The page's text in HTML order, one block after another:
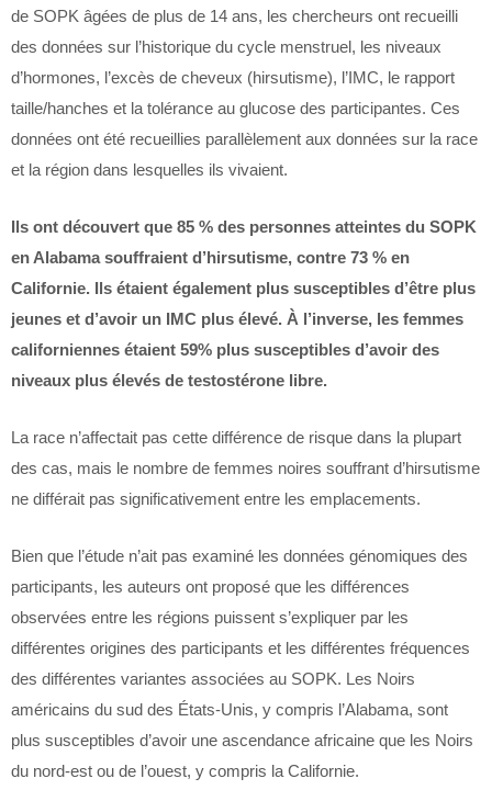
de SOPK âgées de plus de 14 ans, les chercheurs ont recueilli
des données sur l’historique du cycle menstruel, les niveaux
d’hormones, l’excès de cheveux (hirsutisme), l’IMC, le rapport
taille/hanches et la tolérance au glucose des participantes. Ces
données ont été recueillies parallèlement aux données sur la race
et la région dans lesquelles ils vivaient.
Ils ont découvert que 85 % des personnes atteintes du SOPK
en Alabama souffraient d’hirsutisme, contre 73 % en
Californie. Ils étaient également plus susceptibles d’être plus
jeunes et d’avoir un IMC plus élevé. À l’inverse, les femmes
californiennes étaient 59% plus susceptibles d’avoir des
niveaux plus élevés de testostérone libre.
La race n’affectait pas cette différence de risque dans la plupart
des cas, mais le nombre de femmes noires souffrant d’hirsutisme
ne différait pas significativement entre les emplacements.
Bien que l’étude n’ait pas examiné les données génomiques des
participants, les auteurs ont proposé que les différences
observées entre les régions puissent s’expliquer par les
différentes origines des participants et les différentes fréquences
des différentes variantes associées au SOPK. Les Noirs
américains du sud des États-Unis, y compris l’Alabama, sont
plus susceptibles d’avoir une ascendance africaine que les Noirs
du nord-est ou de l’ouest, y compris la Californie.